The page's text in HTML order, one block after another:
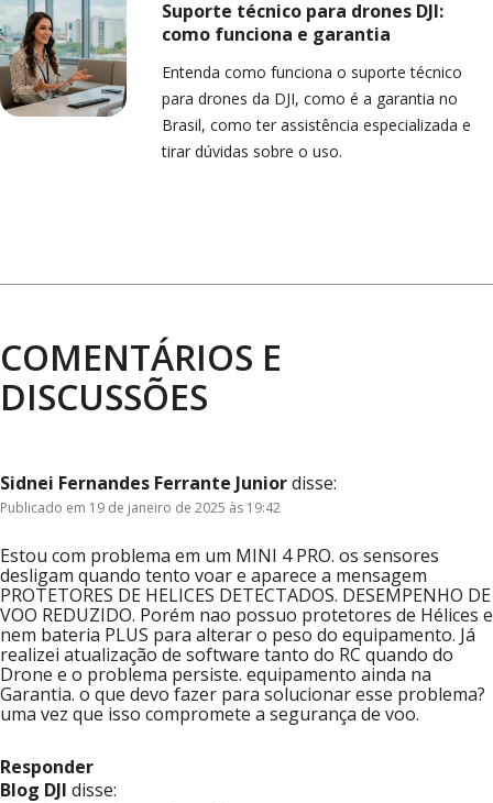
Suporte técnico para drones DJI:
como funciona e garantia
Entenda como funciona o suporte técnico
para drones da DJI, como é a garantia no
Brasil, como ter assistência especializada e
tirar dúvidas sobre o uso.
COMENTÁRIOS E
DISCUSSÕES
Sidnei Fernandes Ferrante Juniordisse:
Publicado em 19 de janeiro de 2025 às 19:42
Estou com problema em um MINI 4 PRO. os sensores
desligam quando tento voar e aparece a mensagem
PROTETORES DE HELICES DETECTADOS. DESEMPENHO DE
VOO REDUZIDO. Porém nao possuo protetores de Hélices e
nem bateria PLUS para alterar o peso do equipamento. Já
realizei atualização de software tanto do RC quando do
Drone e o problema persiste. equipamento ainda na
Garantia. o que devo fazer para solucionar esse problema?
uma vez que isso compromete a segurança de voo.
Responder
Blog DJI disse: